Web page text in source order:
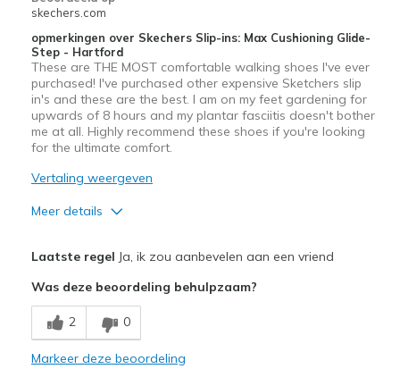
skechers.com
opmerkingen over Skechers Slip-ins: Max Cushioning Glide-
Step - Hartford
These are THE MOST comfortable walking shoes I've ever
purchased! I've purchased other expensive Sketchers slip
in's and these are the best. I am on my feet gardening for
upwards of 8 hours and my plantar fasciitis doesn't bother
me at all. Highly recommend these shoes if you're looking
for the ultimate comfort.
Vertaling weergeven
Meer details
Beste toepassingen
Casual Wear
Laatste regel Ja, ik zou aanbevelen aan een vriend
Was deze beoordeling behulpzaam?
2 0
Markeer deze beoordeling